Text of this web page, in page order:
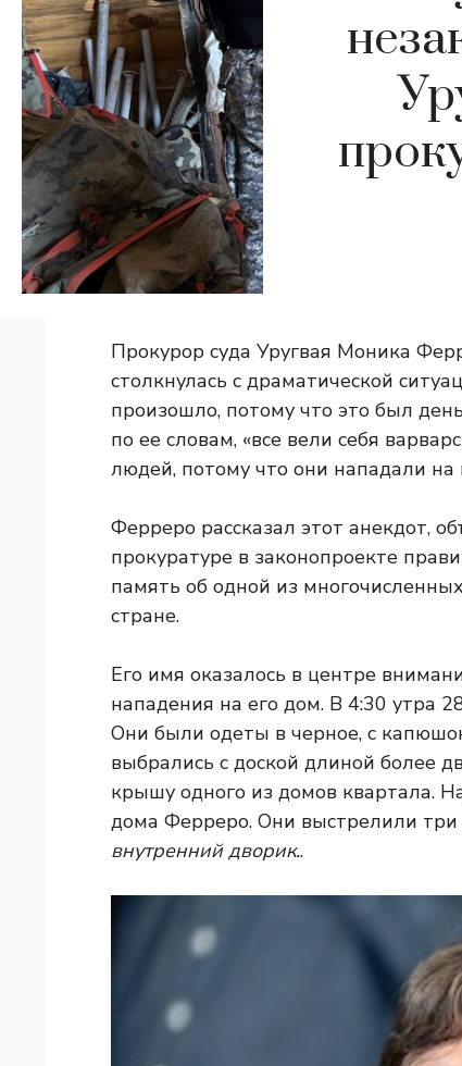
Прокурор суда Уругвая Моника
столкнулась с драматической
произошло, потому что это был
по ее словам, «все вели себя
людей, потому что они нападали
Ферреро рассказал этот анекдот,
прокуратуре в законопроекте
память об одной из
стране.
Его имя оказалось в центре
нападения на его дом. В 4:30 утра
Они были одеты в черное, с
выбрались с доской длиной более
крышу одного из домов квартала.
дома Ферреро. Они выстрелили три
внутренний дворик..